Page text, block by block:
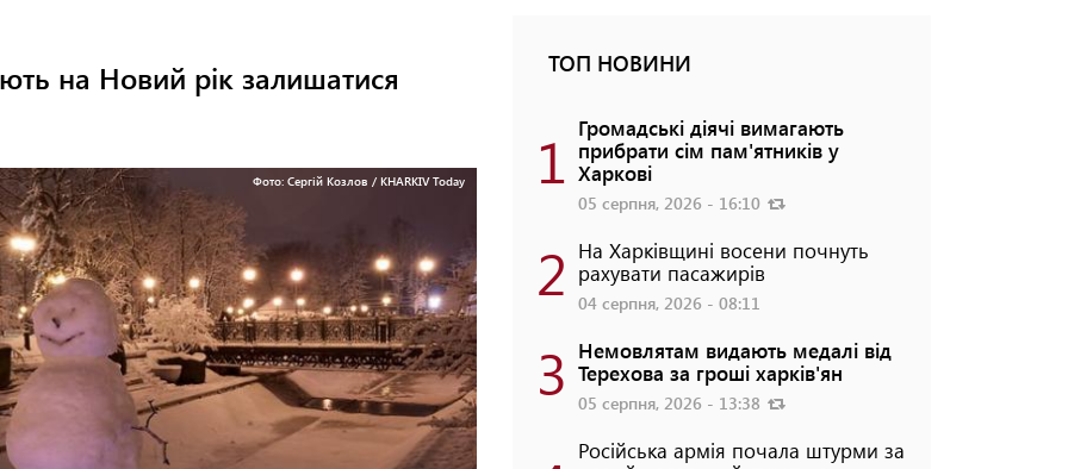
на Новий рік залишатися
Фото: Сергій Козлов / KHARKIV Today
ТОП НОВИНИ
1 Громадські діячі вимагають
прибрати сім пам'ятників у
Харкові
05 серпня, 2026 - 16:10
2 На Харківщині восени почнуть
рахувати пасажирів
04 серпня, 2026 - 08:11
3 Немовлятам видають медалі від
Терехова за гроші харків'ян
05 серпня, 2026 - 13:38
Російська армія почала штурми за